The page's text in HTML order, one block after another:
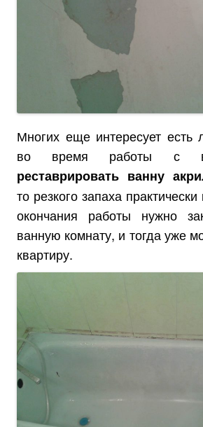
Многих еще интересует есть
во время работы с
реставрировать ванну
то резкого запаха
окончания работы нужно
ванную комнату, и тогда уже
квартиру.